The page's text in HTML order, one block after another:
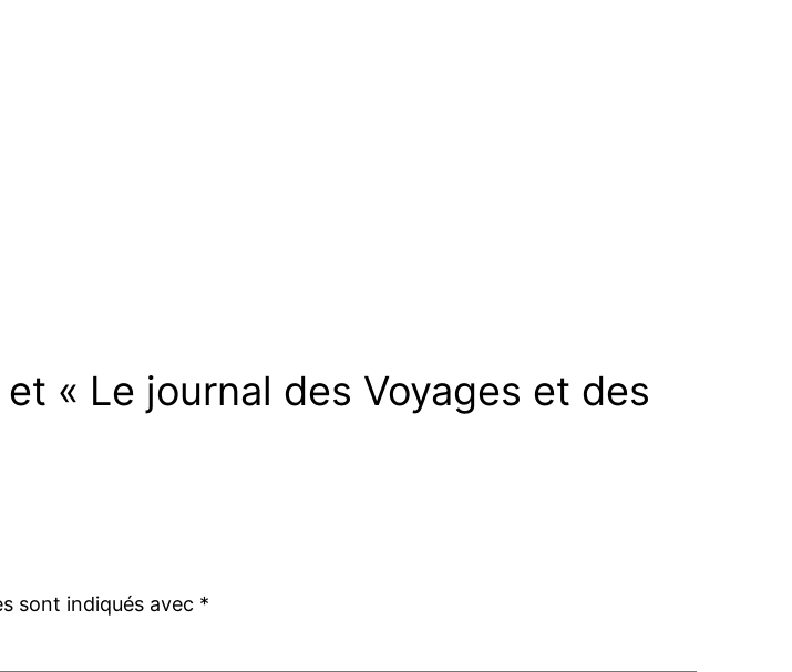
« Le journal des Voyages et des
sont indiqués avec *